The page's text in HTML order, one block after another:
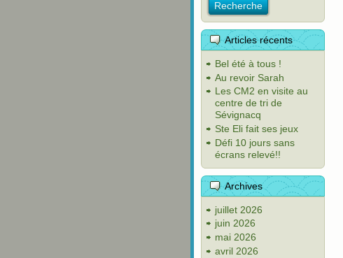
Articles récents
Bel été à tous !
Au revoir Sarah
Les CM2 en visite au
centre de tri de
Sévignacq
Ste Eli fait ses jeux
Défi 10 jours sans
écrans relevé!!
Archives
juillet 2026
juin 2026
mai 2026
avril 2026